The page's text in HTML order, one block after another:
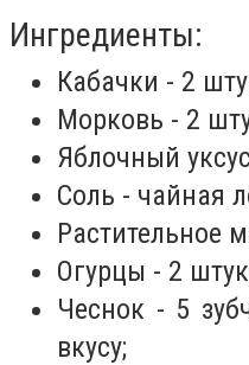
Ингредиенты:
Кабачки - 2
Морковь - 2
Яблочный
Соль - чайная
Растительное
Огурцы - 2
Чеснок - 5
вкусу;